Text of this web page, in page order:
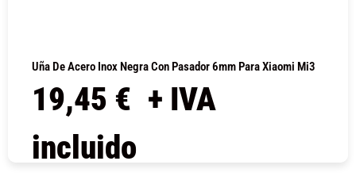
Uña De Acero Inox Negra Con Pasador 6mm Para Xiaomi Mi3
19,45 € + IVA
incluido